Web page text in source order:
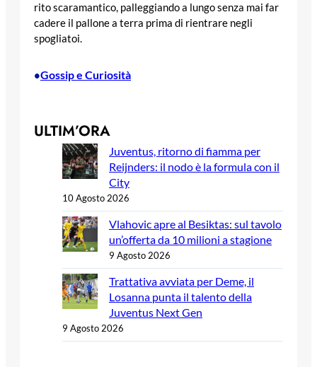
rito scaramantico, palleggiando a lungo senza mai far
cadere il pallone a terra prima di rientrare negli
spogliatoi.
•Gossip e Curiosità
ULTIM’ORA
Juventus, ritorno di fiamma per
Reijnders: il nodo è la formula con il
City
10 Agosto 2026
Vlahovic apre al Besiktas: sul tavolo
un’offerta da 10 milioni a stagione
9 Agosto 2026
Trattativa avviata per Deme, il
Losanna punta il talento della
Juventus Next Gen
9 Agosto 2026